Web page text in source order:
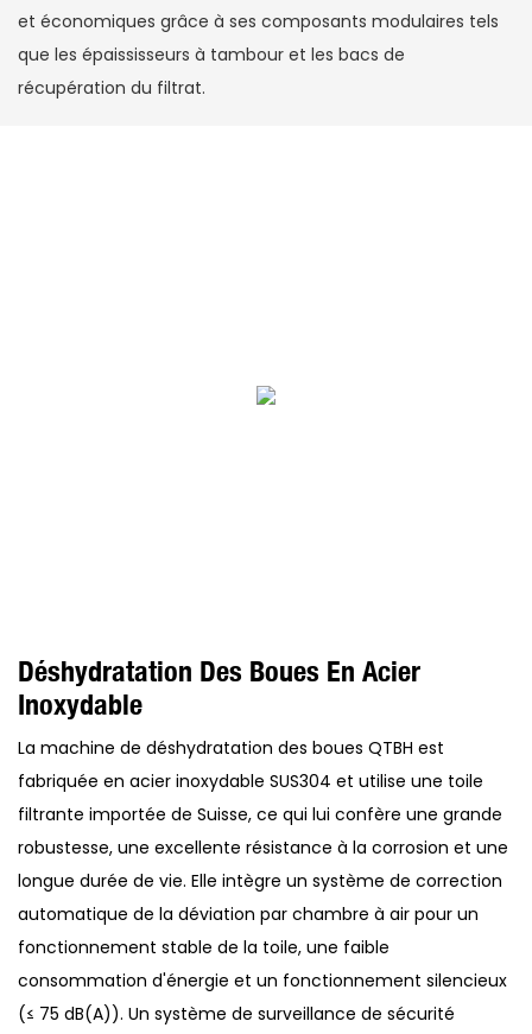
et économiques grâce à ses composants modulaires tels
que les épaississeurs à tambour et les bacs de
récupération du filtrat.
Déshydratation Des Boues En Acier
Inoxydable
La machine de déshydratation des boues QTBH est
fabriquée en acier inoxydable SUS304 et utilise une toile
filtrante importée de Suisse, ce qui lui confère une grande
robustesse, une excellente résistance à la corrosion et une
longue durée de vie. Elle intègre un système de correction
automatique de la déviation par chambre à air pour un
fonctionnement stable de la toile, une faible
consommation d'énergie et un fonctionnement silencieux
(≤ 75 dB(A)). Un système de surveillance de sécurité